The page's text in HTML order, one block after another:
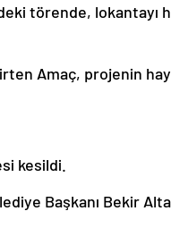
törende, lokantayı
Amaç, projenin
kesildi.
Başkanı Bekir